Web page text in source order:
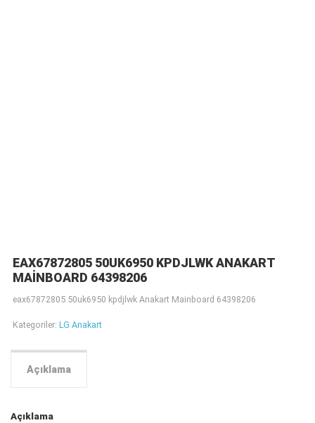
EAX67872805 50UK6950 KPDJLWK ANAKART
MAINBOARD 64398206
eax67872805 50uk6950 kpdjlwk Anakart Mainboard 64398206
Kategoriler: LG Anakart
Açıklama
Açıklama